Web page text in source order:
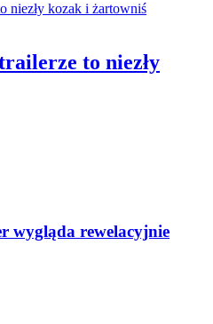
to niezły
wygląda rewelacyjnie